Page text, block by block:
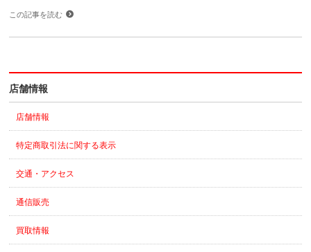
この記事を読む
店舗情報
店舗情報
特定商取引法に関する表示
交通・アクセス
通信販売
買取情報